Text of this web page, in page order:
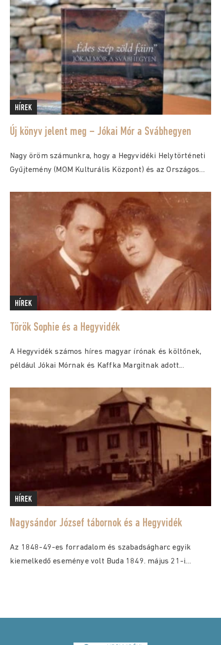
HÍREK
Új könyv jelent meg – Jókai Mór a Svábhegyen
Nagy öröm számunkra, hogy a Hegyvidéki Helytörténeti
Gyűjtemény (MOM Kulturális Központ) és az Országos
HÍREK
Török Sophie és a Hegyvidék
A Hegyvidék számos híres magyar írónak és költőnek,
például Jókai Mórnak és Kaffka Margitnak adott...
HÍREK
Nagysándor József tábornok és a Hegyvidék
Az 1848-49-es forradalom és szabadságharc egyik
kiemelkedő eseménye volt Buda 1849. május 21-i